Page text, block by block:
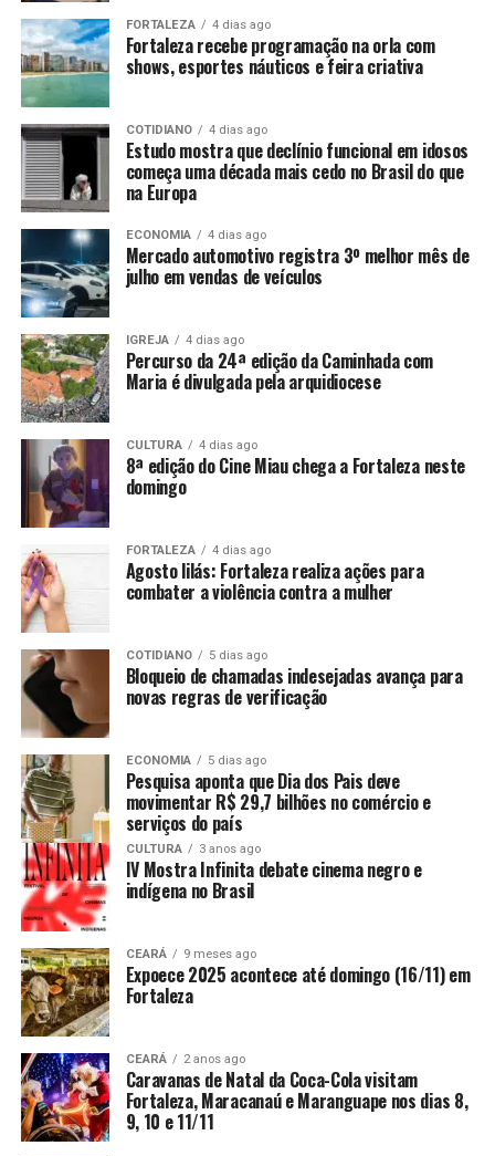
FORTALEZA 4 dias ago
Fortaleza recebe programação na orla com
shows, esportes náuticos e feira criativa
COTIDIANO 4 dias ago
Estudo mostra que declínio funcional em idosos
começa uma década mais cedo no Brasil do que
na Europa
ECONOMIA 4 dias ago
Mercado automotivo registra 3º melhor mês de
julho em vendas de veículos
IGREJA 4 dias ago
Percurso da 24ª edição da Caminhada com
Maria é divulgada pela arquidiocese
CULTURA 4 dias ago
8ª edição do Cine Miau chega a Fortaleza neste
domingo
FORTALEZA 4 dias ago
Agosto lilás: Fortaleza realiza ações para
combater a violência contra a mulher
COTIDIANO 5 dias ago
Bloqueio de chamadas indesejadas avança para
novas regras de verificação
ECONOMIA 5 dias ago
Pesquisa aponta que Dia dos Pais deve
movimentar R$ 29,7 bilhões no comércio e
serviços do país
CULTURA 3 anos ago
IV Mostra Infinita debate cinema negro e
indígena no Brasil
CEARÁ 9 meses ago
Expoece 2025 acontece até domingo (16/11) em
Fortaleza
CEARÁ 2 anos ago
Caravanas de Natal da Coca-Cola visitam
Fortaleza, Maracanaú e Maranguape nos dias 8,
9, 10 e 11/11